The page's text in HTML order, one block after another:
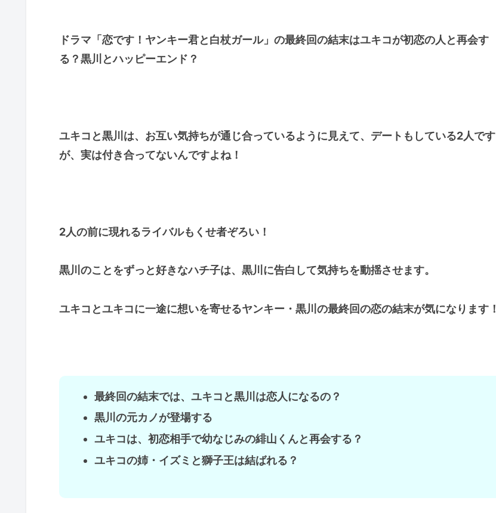
ドラマ「恋です！ヤンキー君と白杖ガール」の最終回の結末はユキコが初恋の人と再会す
る？黒川とハッピーエンド？
ユキコと黒川は、お互い気持ちが通じ合っているように見えて、デートもしている2人です
が、実は付き合ってないんですよね！
2人の前に現れるライバルもくせ者ぞろい！
黒川のことをずっと好きなハチ子は、黒川に告白して気持ちを動揺させます。
ユキコとユキコに一途に想いを寄せるヤンキー・黒川の最終回の恋の結末が気になります！
最終回の結末では、ユキコと黒川は恋人になるの？
黒川の元カノが登場する
ユキコは、初恋相手で幼なじみの緋山くんと再会する？
ユキコの姉・イズミと獅子王は結ばれる？